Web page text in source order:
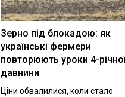
Зерно під блокадою: як
українські фермери
повторюють уроки 4-
давнини
Ціни обвалилися, коли стало